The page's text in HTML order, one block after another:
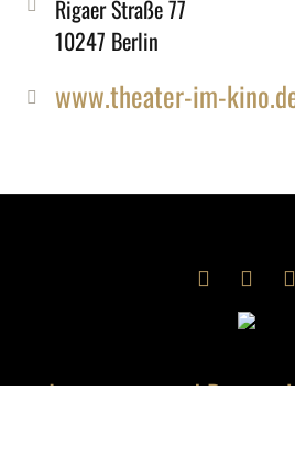
Rigaer Straße 77
10247 Berlin
www.theater-im-
Impressum und